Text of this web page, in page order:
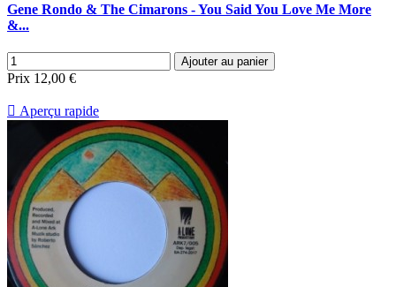
Gene Rondo & The Cimarons - You Said You Love Me More
&...
Ajouter au panier
Prix 12,00 €
 Aperçu rapide